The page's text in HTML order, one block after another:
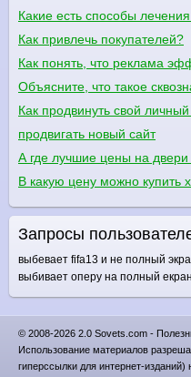
Какие есть способы
Как привлечь покупателей?
Как понять, что реклама
Объясните, что такое
Как продвинуть свой
продвигать новый сайт
А где лучшие цены на
В какую цену можно купить
Запросы
выбевает fifa13 и не полный
выбивает оперу на полный екран
© 2008-2026 2.0 Sovets.com -
Использование материалов
гиперссылки для интернет-изданий)